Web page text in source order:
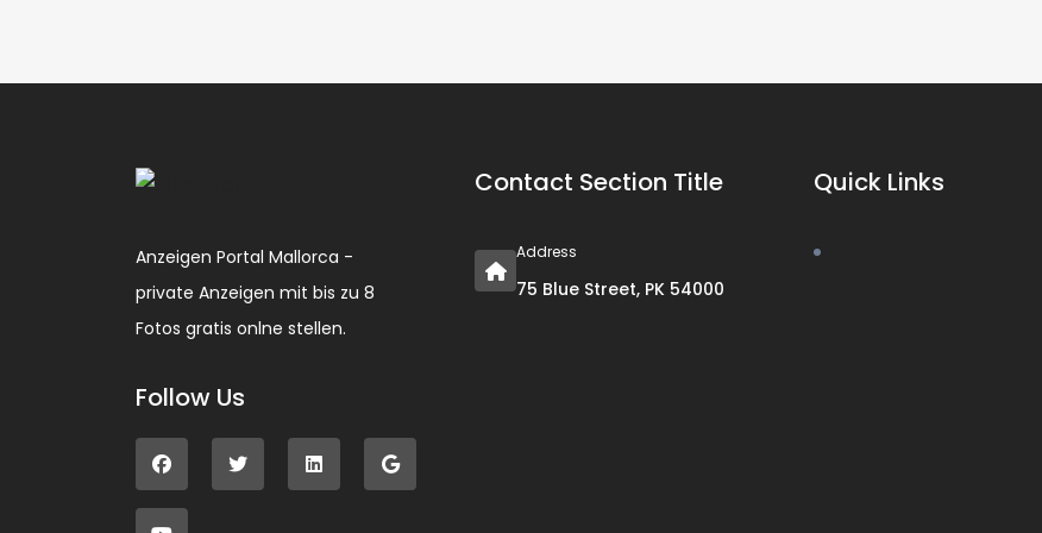
Anzeigen Portal Mallorca -
private Anzeigen mit bis zu 8
Fotos gratis onlne stellen.
Follow Us
Contact Section Title
Address
75 Blue Street, PK 54000
Quick Links